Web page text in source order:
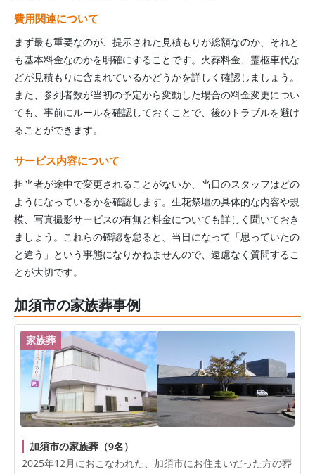
費用関連について
まず最も重要なのが、提示された見積もりが総額なのか、それと
も基本料金なのかを明確にすることです。火葬料金、霊柩車代な
どが見積もりに含まれているかどうかを詳しく確認しましょう。
また、参列者数が当初の予定から変動した場合の料金変更につい
ても、事前にルールを確認しておくことで、後のトラブルを避け
ることができます。
サービス内容について
担当者が途中で変更されることがないか、当日のスタッフはどの
ようになっているかを確認します。生花祭壇の具体的な内容や規
模、写真撮影サービスの有無と料金についても詳しく聞いておき
ましょう。これらの確認を怠ると、当日になって「思っていたの
と違う」という事態になりかねませんので、遠慮なく質問するこ
とが大切です。
加須市の家族葬事例
家族葬
加須市の家族葬（9名）
2025年12月におこなわれた、 加須市にお住まいだった方の葬